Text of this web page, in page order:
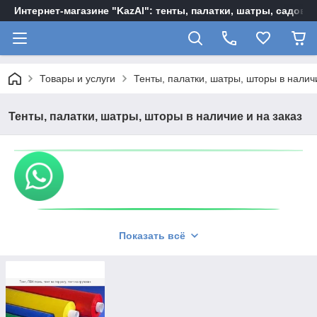
Интернет-магазине "KazAl": тенты, палатки, шатры,
Товары и услуги Тенты, палатки, шатры, шторы в
Тенты, палатки, шатры, шторы в наличие и на заказ
практичностью и долговечностью эксплуатации. Для того
чтобы заказать изготовление эксклюзивных штор, тентов,
Показать всё